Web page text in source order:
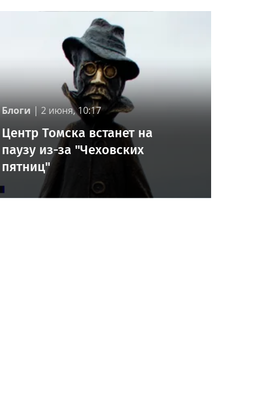
Блоги | 2 июня, 10:17
Центр Томска встанет на
паузу из-за "Чеховских
пятниц"